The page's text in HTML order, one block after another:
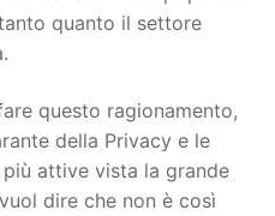
quanto il settore
questo ragionamento,
della Privacy e le
attive vista la grande
dire che non è così